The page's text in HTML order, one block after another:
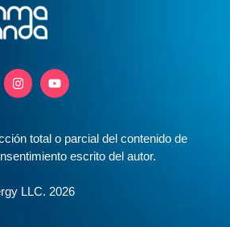
total o parcial del contenido de
escrito del autor.
LLC. 2026